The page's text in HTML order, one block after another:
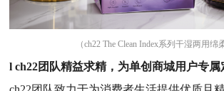
（ch22 The Clean Index系列干湿两用绵
l ch22团队精益求精，为单创商城用户专属